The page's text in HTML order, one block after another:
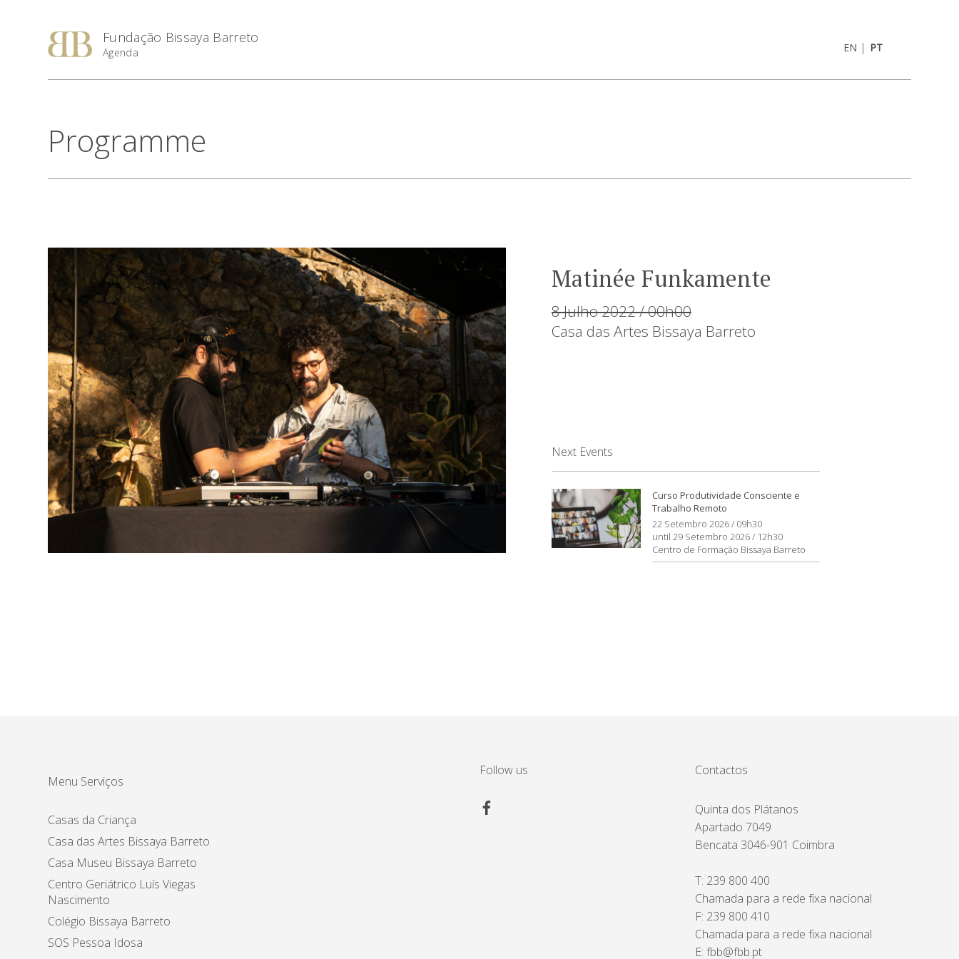
Fundação Bissaya Barreto
Agenda EN | PT
Programme
Matinée Funkamente
8 Julho 2022 / 00h00
Casa das Artes Bissaya Barreto
Next Events
Curso Produtividade Consciente e
Trabalho Remoto
22 Setembro 2026 / 09h30
until 29 Setembro 2026 / 12h30
Centro de Formação Bissaya Barreto
Menu Serviços
Casas da Criança
Casa das Artes Bissaya Barreto
Casa Museu Bissaya Barreto
Centro Geriátrico Luís Viegas
Nascimento
Colégio Bissaya Barreto
SOS Pessoa Idosa
Follow us Contactos
Quinta dos Plátanos
Apartado 7049
Bencata 3046-901 Coimbra
T: 239 800 400
Chamada para a rede fixa nacional
F: 239 800 410
Chamada para a rede fixa nacional
E:fbb@fbb.pt